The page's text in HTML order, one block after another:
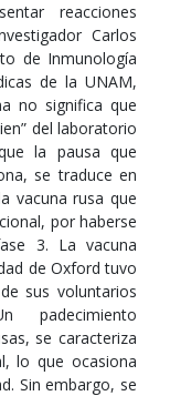
reacciones
Carlos
de Inmunología
de la UNAM,
no significa que
del laboratorio
la pausa que
se traduce en
vacuna rusa que
por haberse
3. La vacuna
de Oxford tuvo
sus voluntarios
padecimiento
se caracteriza
lo que ocasiona
Sin embargo, se